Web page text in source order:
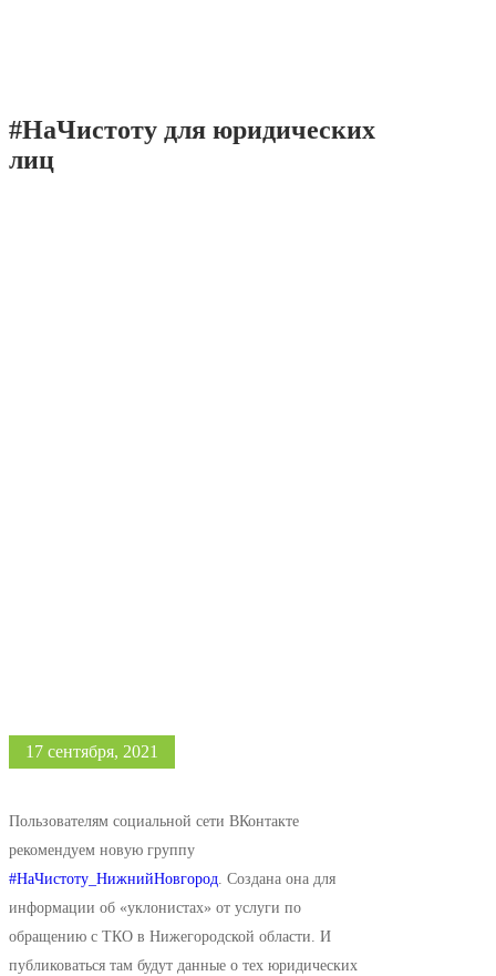
#НаЧистоту для юридических
лиц
17 сентября, 2021
Пользователям социальной сети ВКонтакте
рекомендуем новую группу
#НаЧистоту_НижнийНовгород. Создана она для
информации об «уклонистах» от услуги по
обращению с ТКО в Нижегородской области. И
публиковаться там будут данные о тех юридических